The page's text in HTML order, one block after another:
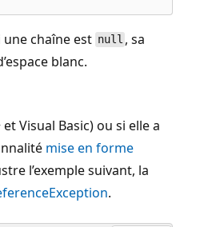
chaîne est null , sa
blanc.
Visual Basic) ou si elle a
mise en forme
l’exemple suivant, la
.